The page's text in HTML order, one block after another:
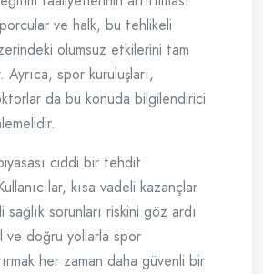
ve halk, bu tehlikeli
olumsuz etkilerini tam
Ayrıca, spor kuruluşları,
da bu konuda bilgilendirici
ciddi bir tehdit
kısa vadeli kazançlar
sorunları riskini göz ardı
ve doğru yollarla spor
her zaman daha güvenli bir